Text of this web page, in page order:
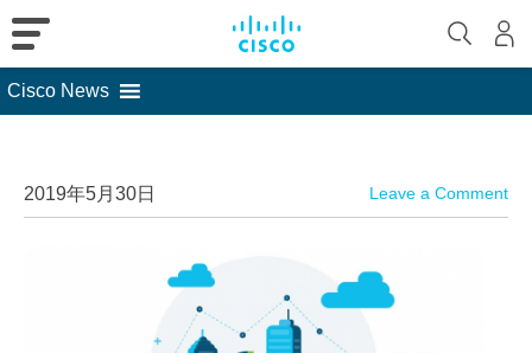
Cisco News
2019年5月30日 Leave a Comment